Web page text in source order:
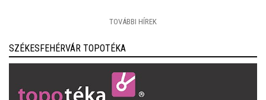
TOVÁBBI HÍREK
SZÉKESFEHÉRVÁR TOPOTÉKA